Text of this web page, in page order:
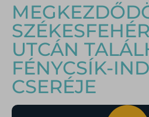
UTCÁN
FÉNYCSÍK-
CSERÉJE